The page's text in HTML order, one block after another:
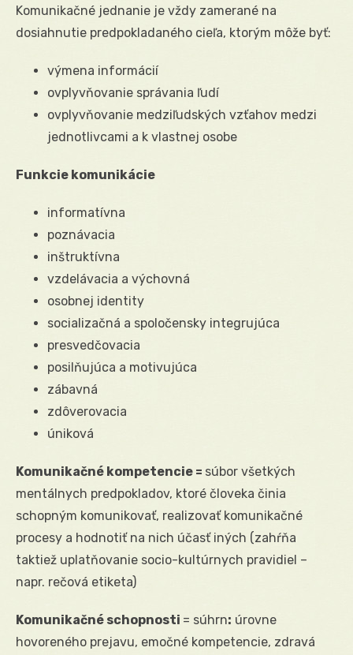
Komunikačné jednanie je vždy zamerané na
dosiahnutie predpokladaného cieľa, ktorým môže byť:
výmena informácií
ovplyvňovanie správania ľudí
ovplyvňovanie medziľudských vzťahov medzi
jednotlivcami a k vlastnej osobe
Funkcie komunikácie
informatívna
poznávacia
inštruktívna
vzdelávacia a výchovná
osobnej identity
socializačná a spoločensky integrujúca
presvedčovacia
posilňujúca a motivujúca
zábavná
zdôverovacia
úniková
Komunikačné kompetencie = súbor všetkých
mentálnych predpokladov, ktoré človeka činia
schopným komunikovať, realizovať komunikačné
procesy a hodnotiť na nich účasť iných (zahŕňa
taktiež uplatňovanie socio-kultúrnych pravidiel –
napr. rečová etiketa)
Komunikačné schopnosti = súhrn: úrovne
hovoreného prejavu, emočné kompetencie, zdravá